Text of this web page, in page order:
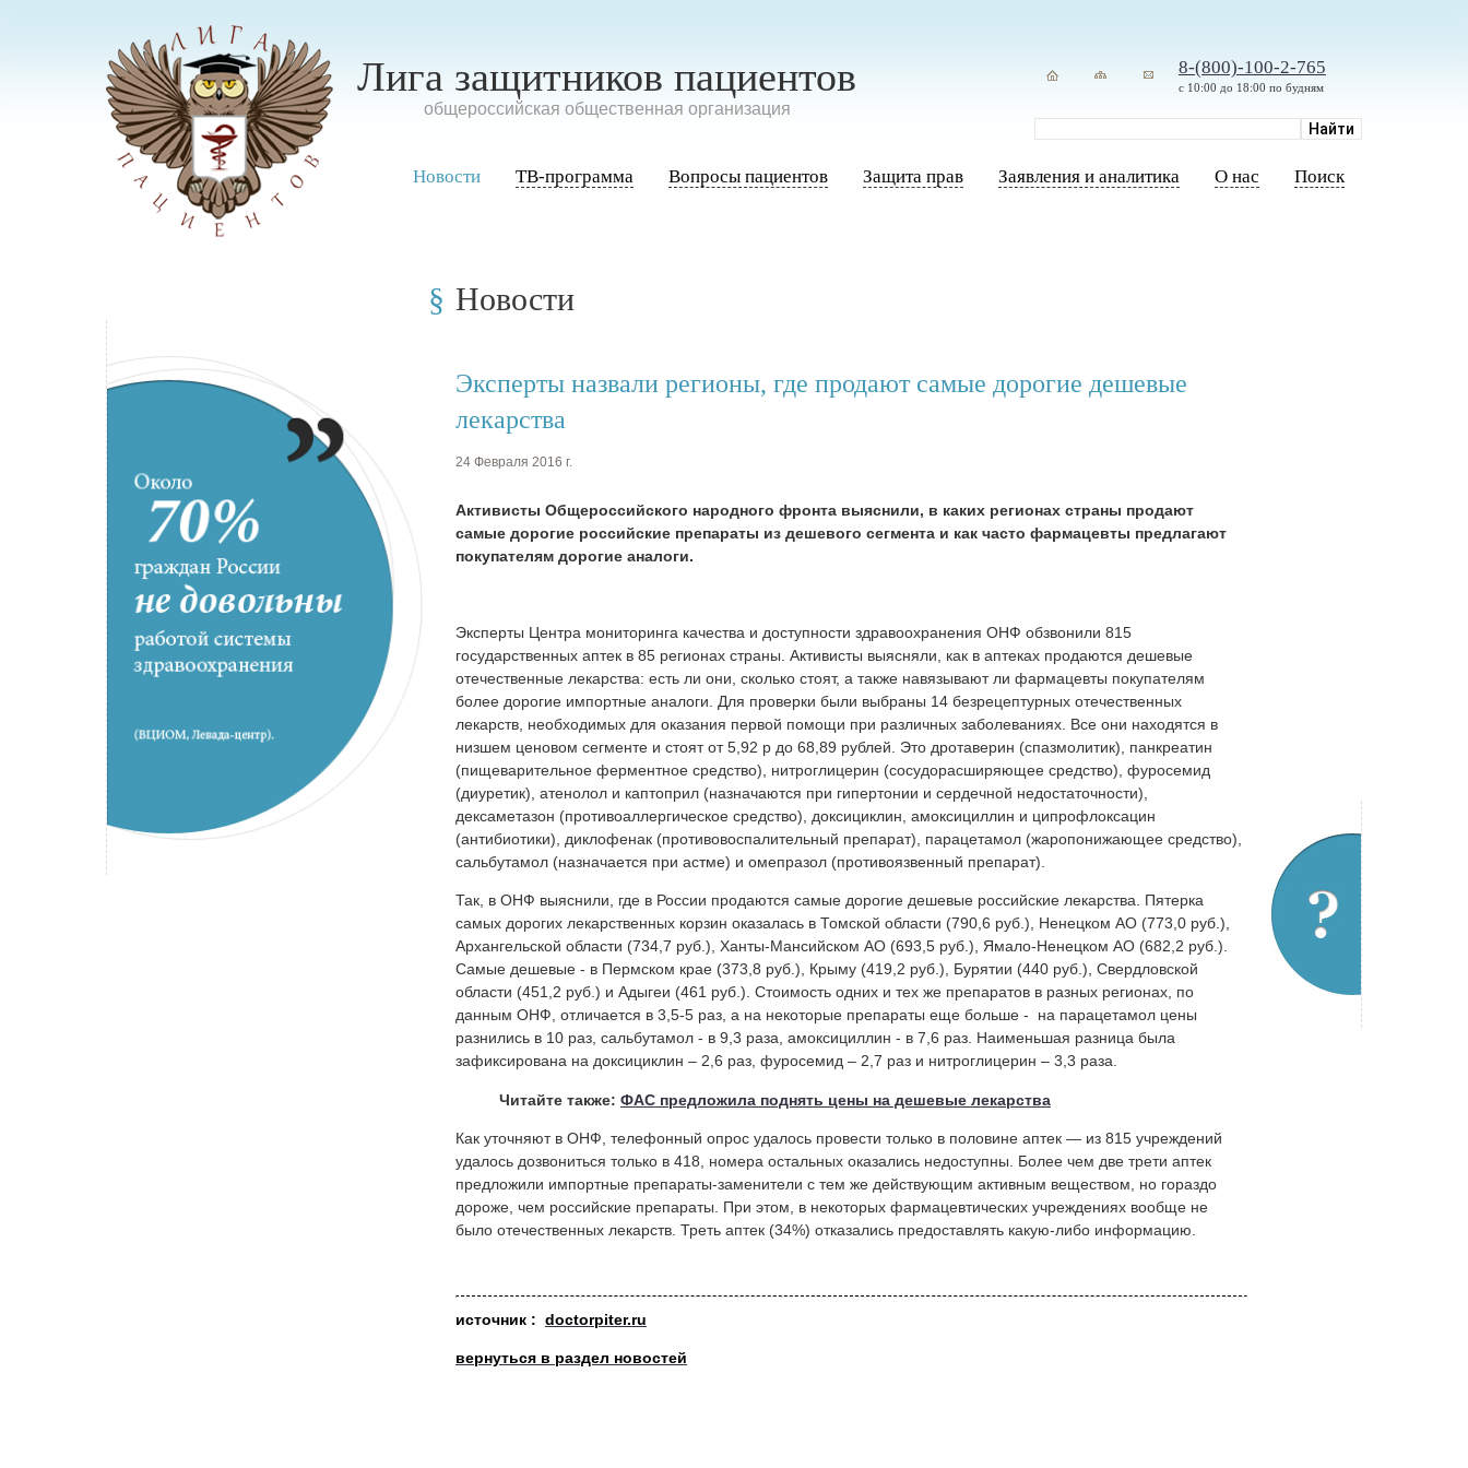
Лига защитников пациентов
oбщероссийская общественная организация
8-(800)-100-2-765
с 10:00 до 18:00 по будням
Новости ТВ-программа Вопросы пациентов Защита прав Заявления и аналитика О нас Поиск
Новости
Эксперты назвали регионы, где продают самые дорогие дешевые
лекарства
24 Февраля 2016 г.
Активисты Общероссийского народного фронта выяснили, в каких регионах страны продают
самые дорогие российские препараты из дешевого сегмента и как часто фармацевты предлагают
покупателям дорогие аналоги.
Эксперты Центра мониторинга качества и доступности здравоохранения ОНФ обзвонили 815
государственных аптек в 85 регионах страны. Активисты выясняли, как в аптеках продаются дешевые
отечественные лекарства: есть ли они, сколько стоят, а также навязывают ли фармацевты покупателям
более дорогие импортные аналоги. Для проверки были выбраны 14 безрецептурных отечественных
лекарств, необходимых для оказания первой помощи при различных заболеваниях. Все они находятся в
низшем ценовом сегменте и стоят от 5,92 р до 68,89 рублей. Это дротаверин (спазмолитик), панкреатин
(пищеварительное ферментное средство), нитроглицерин (сосудорасширяющее средство), фуросемид
(диуретик), атенолол и каптоприл (назначаются при гипертонии и сердечной недостаточности),
дексаметазон (противоаллергическое средство), доксициклин, амоксициллин и ципрофлоксацин
(антибиотики), диклофенак (противовоспалительный препарат), парацетамол (жаропонижающее средство),
сальбутамол (назначается при астме) и омепразол (противоязвенный препарат).
Так, в ОНФ выяснили, где в России продаются самые дорогие дешевые российские лекарства. Пятерка
самых дорогих лекарственных корзин оказалась в Томской области (790,6 руб.), Ненецком АО (773,0 руб.),
Архангельской области (734,7 руб.), Ханты-Мансийском АО (693,5 руб.), Ямало-Ненецком АО (682,2 руб.).
Самые дешевые - в Пермском крае (373,8 руб.), Крыму (419,2 руб.), Бурятии (440 руб.), Свердловской
области (451,2 руб.) и Адыгеи (461 руб.). Стоимость одних и тех же препаратов в разных регионах, по
данным ОНФ, отличается в 3,5-5 раз, а на некоторые препараты еще больше - на парацетамол цены
разнились в 10 раз, сальбутамол - в 9,3 раза, амоксициллин - в 7,6 раз. Наименьшая разница была
зафиксирована на доксициклин – 2,6 раз, фуросемид – 2,7 раз и нитроглицерин – 3,3 раза.
Читайте также: ФАС предложила поднять цены на дешевые лекарства
Как уточняют в ОНФ, телефонный опрос удалось провести только в половине аптек — из 815 учреждений
удалось дозвониться только в 418, номера остальных оказались недоступны. Более чем две трети аптек
предложили импортные препараты-заменители с тем же действующим активным веществом, но гораздо
дороже, чем российские препараты. При этом, в некоторых фармацевтических учреждениях вообще не
было отечественных лекарств. Треть аптек (34%) отказались предоставлять какую-либо информацию.
источник : doctorpiter.ru
вернуться в раздел новостей